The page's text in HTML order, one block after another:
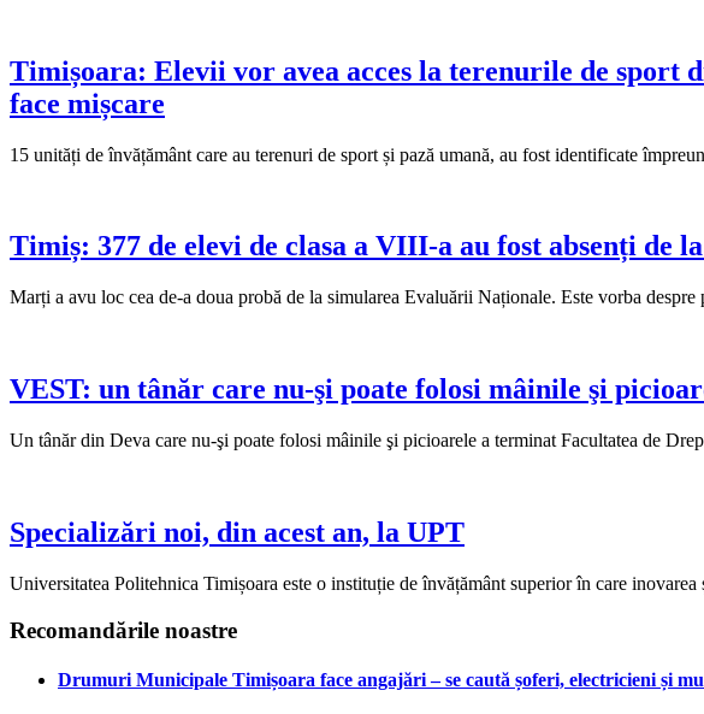
Timișoara: Elevii vor avea acces la terenurile de
face mișcare
15 unități de învățământ care au terenuri de sport și pază umană, au fost identificate
Timiș: 377 de elevi de clasa a VIII-a au fost absenți de
Marți a avu loc cea de-a doua probă de la simularea Evaluării Naționale. Este vorba
VEST: un tânăr care nu-şi poate folosi mâinile şi
Un tânăr din Deva care nu-şi poate folosi mâinile şi picioarele a terminat Facultatea de
Specializări noi, din acest an, la UPT
Universitatea Politehnica Timișoara este o instituție de învățământ superior în care
Recomandările noastre
Drumuri Municipale Timișoara face angajări – se caută șoferi, electricieni și